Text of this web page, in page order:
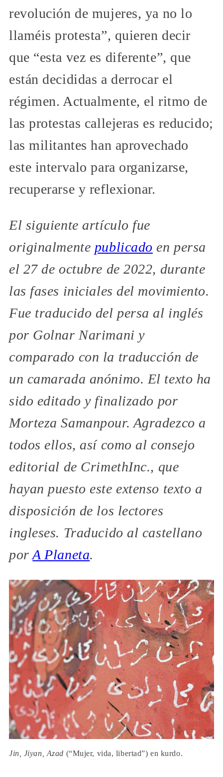
revolución de mujeres, ya no lo
llaméis protesta”, quieren decir
que “esta vez es diferente”, que
están decididas a derrocar el
régimen. Actualmente, el ritmo de
las protestas callejeras es reducido;
las militantes han aprovechado
este intervalo para organizarse,
recuperarse y reflexionar.
El siguiente artículo fue
originalmente publicado en persa
el 27 de octubre de 2022, durante
las fases iniciales del movimiento.
Fue traducido del persa al inglés
por Golnar Narimani y
comparado con la traducción de
un camarada anónimo. El texto ha
sido editado y finalizado por
Morteza Samanpour. Agradezco a
todos ellos, así como al consejo
editorial de CrimethInc., que
hayan puesto este extenso texto a
disposición de los lectores
ingleses. Traducido al castellano
porA Planeta.
Jin, Jiyan, Azad (“Mujer, vida, libertad”) en kurdo.